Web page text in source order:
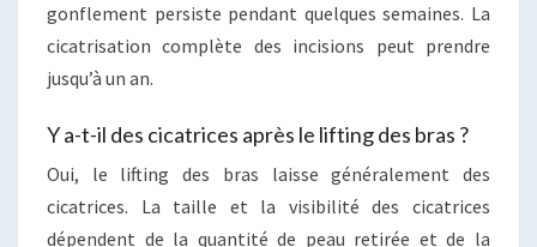
gonflement persiste pendant quelques semaines. La
cicatrisation complète des incisions peut prendre
jusqu’à un an.
Y a-t-il des cicatrices après le lifting des bras ?
Oui, le lifting des bras laisse généralement des
cicatrices. La taille et la visibilité des cicatrices
dépendent de la quantité de peau retirée et de la